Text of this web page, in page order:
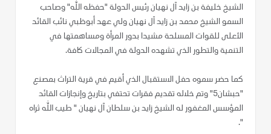
الشيخ خليفة بن زايد آل نهيان رئيس الدولة "حفظه الله" وصاحب
السمو الشيخ محمد بن زايد آل نهيان ولي عهد أبوظبي نائب القائد
الأعلى للقوات المسلحة مشيدا بدور المرأة ومساهمتها في
التنمية والتطور الذي تشهده الدولة في المجالات كافة.
كما حضر سموه حفل الاستقبال الذي أقيم في قرية التراث بمصنع
"حبشان5" وتم خلاله تقديم فقرات تحتفي بتاريخ وإنجازات القائد
المؤسس المغفور له الشيخ زايد بن سلطان آل نهيان " طيب الله ثراه
".